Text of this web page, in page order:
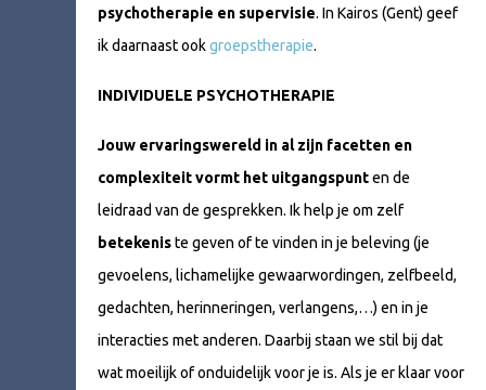
psychotherapie en supervisie. In Kairos (Gent) geef
ik daarnaast ookgroepstherapie.
INDIVIDUELE PSYCHOTHERAPIE
Jouw ervaringswereld in al zijn facetten en
complexiteit vormt het uitgangspunten de
leidraad van de gesprekken. Ik help je om zelf
betekeniste geven of te vinden in je beleving (je
gevoelens, lichamelijke gewaarwordingen, zelfbeeld,
gedachten, herinneringen, verlangens,…) en in je
interacties met anderen. Daarbij staan we stil bij dat
wat moeilijk of onduidelijk voor je is. Als je er klaar voor